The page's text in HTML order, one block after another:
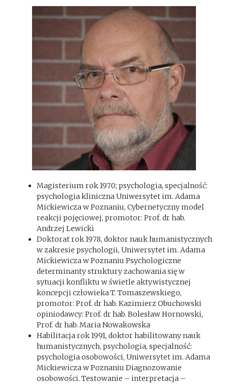
Magisterium rok 1970; psychologia, specjalność:
psychologia kliniczna Uniwersytet im. Adama
Mickiewicza w Poznaniu, Cybernetyczny model
reakcji pojęciowej, promotor: Prof. dr hab.
Andrzej Lewicki
Doktorat rok 1978, doktor nauk humanistycznych
w zakresie psychologii, Uniwersytet im. Adama
Mickiewicza w Poznaniu Psychologiczne
determinanty struktury zachowania się w
sytuacji konfliktu w świetle aktywistycznej
koncepcji człowieka T. Tomaszewskiego,
promotor: Prof. dr hab. Kazimierz Obuchowski
opiniodawcy: Prof. dr hab. Bolesław Hornowski,
Prof. dr hab. Maria Nowakowska
Habilitacja rok 1991, doktor habilitowany nauk
humanistycznych, psychologia, specjalność:
psychologia osobowości, Uniwersytet im. Adama
Mickiewicza w Poznaniu Diagnozowanie
osobowości. Testowanie – interpretacja –